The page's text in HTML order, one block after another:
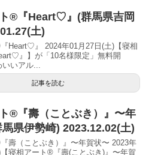
®︎『Heart♡』(群馬県吉岡
土)
Heart♡』 2024年01月27日(土)【寝相
』】が「10名様限定」無料開
いいアル...
記事を読む
®︎『壽（ことぶき）』〜年
県伊勢崎) 2023.12.02(土)
壽（ことぶき）』〜年賀状〜 2023年
寝相アート®︎『壽(ことぶき)』〜年賀